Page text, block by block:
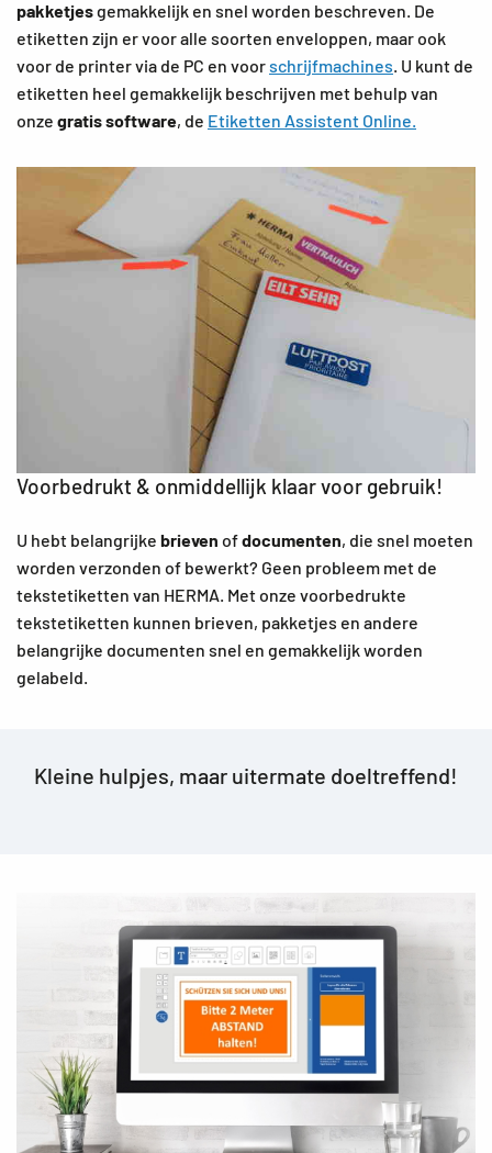
pakketjesgemakkelijk en snel worden beschreven. De
etiketten zijn er voor alle soorten enveloppen, maar ook
voor de printer via de PC en voorschrijfmachines. U kunt de
etiketten heel gemakkelijk beschrijven met behulp van
onze gratis software, de Etiketten Assistent Online.
Voorbedrukt & onmiddellijk klaar voor gebruik!
U hebt belangrijke brieven ofdocumenten, die snel moeten
worden verzonden of bewerkt? Geen probleem met de
tekstetiketten van HERMA. Met onze voorbedrukte
tekstetiketten kunnen brieven, pakketjes en andere
belangrijke documenten snel en gemakkelijk worden
gelabeld.
Kleine hulpjes, maar uitermate doeltreffend!